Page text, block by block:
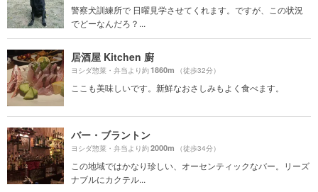
警察犬訓練所で 日曜見学させてくれます。ですが、この状況
でどーなんだろ？...
居酒屋 Kitchen 廚
ヨシダ惣菜・弁当より約1860m （徒歩32分）
ここも美味しいです。新鮮なおさしみもよく食べます。
バー・ブラントン
ヨシダ惣菜・弁当より約2000m （徒歩34分）
この地域ではかなり珍しい、オーセンティックなバー。リーズ
ナブルにカクテル...